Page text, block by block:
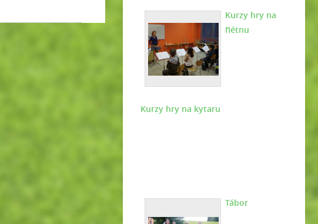
Kurzy hry na
flétnu
Kurzy hry na kytaru
Tábor